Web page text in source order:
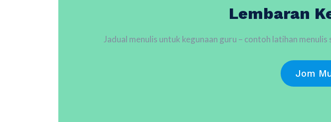
Lembaran
Jadual menulis untuk kegunaan guru – contoh latihan
Jom